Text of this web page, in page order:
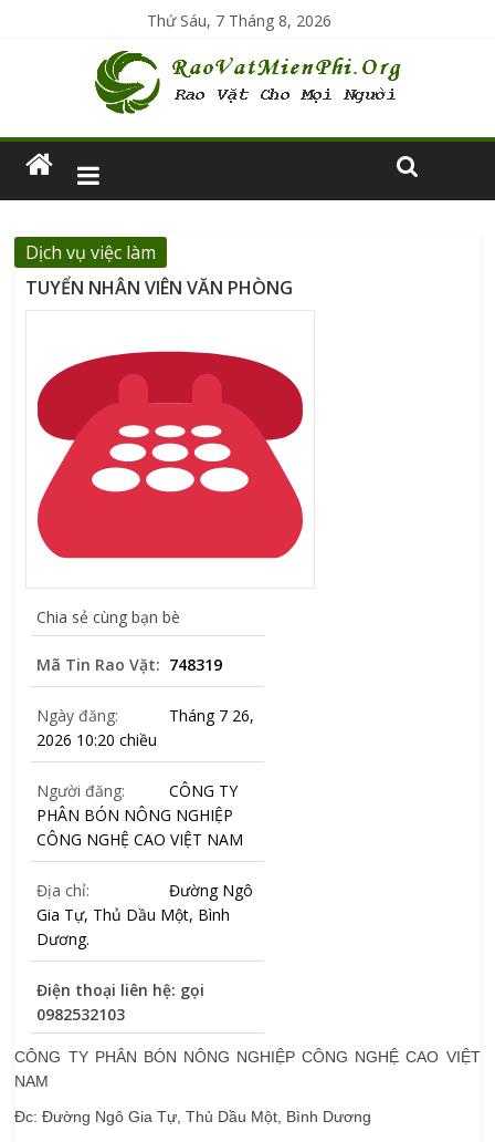
Thứ Sáu, 7 Tháng 8, 2026
Dịch vụ việc làm
TUYỂN NHÂN VIÊN VĂN PHÒNG
Chia sẻ cùng bạn bè
Mã Tin Rao Vặt: 748319
Ngày đăng:
Tháng 7 26,
2026 10:20 chiều
Người đăng:
CÔNG TY
PHÂN BÓN NÔNG NGHIỆP
CÔNG NGHỆ CAO VIỆT NAM
Địa chỉ:
Đường Ngô
Gia Tự, Thủ Dầu Một, Bình
Dương.
Điện thoại liên hệ: gọi
0982532103
CÔNG TY PHÂN BÓN NÔNG NGHIỆP CÔNG NGHỆ CAO VIỆT
NAM
Đc: Đường Ngô Gia Tự, Thủ Dầu Một, Bình Dương